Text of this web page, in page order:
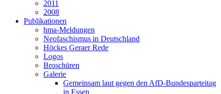
2011
2008
Publikationen
hma-Meldungen
Neofaschismus in Deutschland
Höckes Geraer Rede
Logos
Broschüren
Galerie
Gemeinsam laut gegen den AfD-Bundesparteitag
in Essen